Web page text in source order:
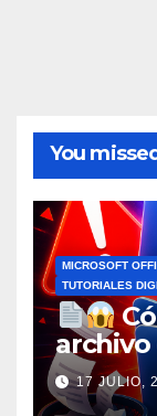
You
MICROSOFT
TUTORIALES
pánico
17 JULIO,